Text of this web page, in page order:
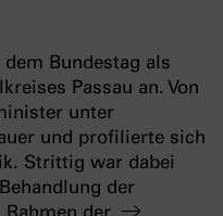
dem Bundestag als
Passau an. Von
unter
und profilierte sich
Strittig war dabei
der